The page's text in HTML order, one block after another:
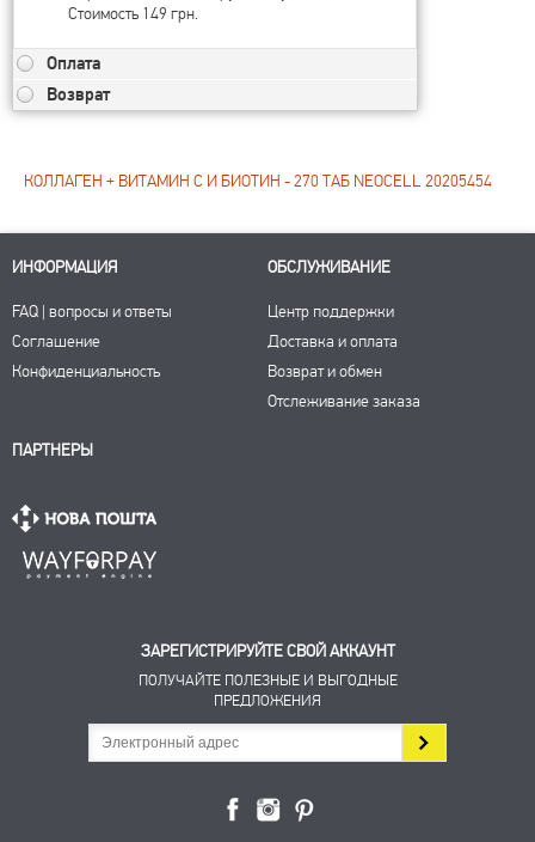
Стоимость 149 грн.
Оплата
Возврат
КОЛЛАГЕН + ВИТАМИН С И БИОТИН - 270 ТАБ NEOCELL 20205454
ИНФОРМАЦИЯ
FAQ | вопросы и ответы
Соглашение
Конфиденциальность
ОБСЛУЖИВАНИЕ
Центр поддержки
Доставка и оплата
Возврат и обмен
Отслеживание заказа
ПАРТНЕРЫ
ЗАРЕГИСТРИРУЙТЕ СВОЙ АККАУНТ
ПОЛУЧАЙТЕ ПОЛЕЗНЫЕ И ВЫГОДНЫЕ
ПРЕДЛОЖЕНИЯ